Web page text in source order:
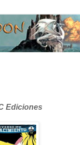
Ediciones